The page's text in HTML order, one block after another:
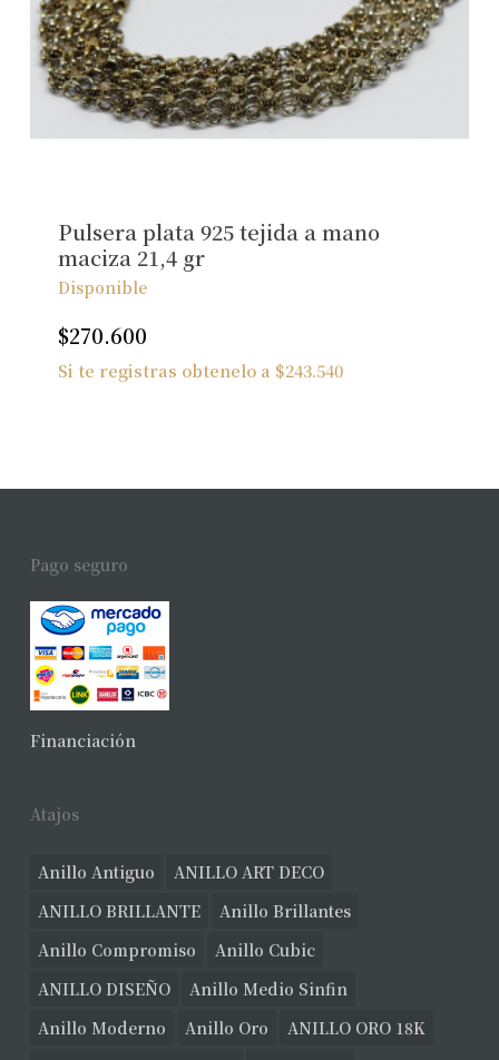
Pulsera plata 925 tejida a mano
maciza 21,4 gr
Disponible
$270.600
Si te registras obtenelo a $243.540
Pago seguro
Financiación
Atajos
Anillo Antiguo
ANILLO ART DECO
ANILLO BRILLANTE
Anillo Brillantes
Anillo Compromiso
Anillo Cubic
ANILLO DISEÑO
Anillo Medio Sinfin
Anillo Moderno
Anillo Oro
ANILLO ORO 18K